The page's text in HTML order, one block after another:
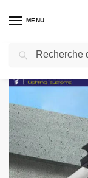
MENU
Accueil / Led Solaire